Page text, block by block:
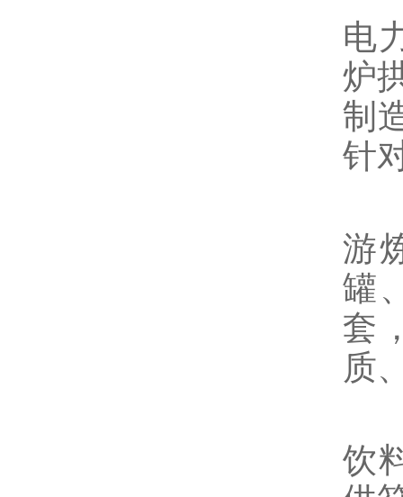
电
炉
制
针
游
罐
套
质
饮